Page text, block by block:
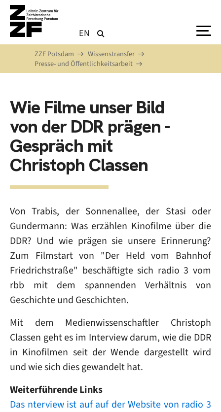
Direkt zum Inhalt
EN
ZZF Potsdam
Wissenstransfer
Presse- und Öffentlichkeitsarbeit
Wie Filme unser Bild
von der DDR prägen -
Gespräch mit
Christoph Classen
Von Trabis, der Sonnenallee, der Stasi oder
Gundermann: Was erzählen Kinofilme über die
DDR? Und wie prägen sie unsere Erinnerung?
Zum Filmstart von "Der Held vom Bahnhof
Friedrichstraße" beschäftigte sich radio 3 vom
rbb mit dem spannenden Verhältnis von
Geschichte und Geschichten.
Mit dem Medienwissenschaftler Christoph
Classen geht es im Interview darum, wie die DDR
in Kinofilmen seit der Wende dargestellt wird
und wie sich dies gewandelt hat.
Weiterführende Links
Das nterview ist auf auf der Website von radio 3